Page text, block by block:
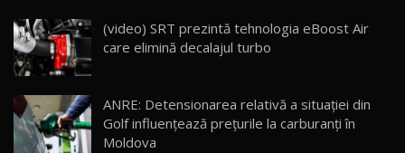
16
AutoBlogMD
13:10
17 20:06
(video) SRT prezintă tehnologia eBoost Air
care elimină decalajul turbo
ANRE: Detensionarea relativă a situației din
Golf influențează prețurile la carburanți în
Moldova